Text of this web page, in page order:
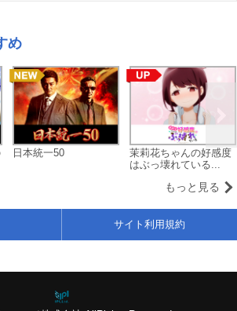
め
日本統一50
茉莉花ちゃんの好感度
はぶっ壊れている...
もっと見る
サイト利用規約